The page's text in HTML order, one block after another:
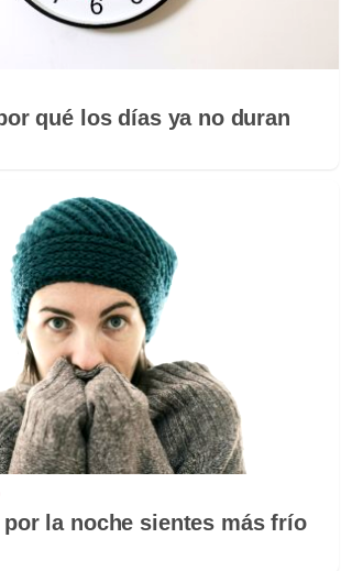
qué los días ya no duran
por la noche sientes más frío